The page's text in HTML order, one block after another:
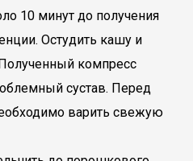
10 минут до получения
Остудить кашу и
компресс
сустав. Перед
варить свежую